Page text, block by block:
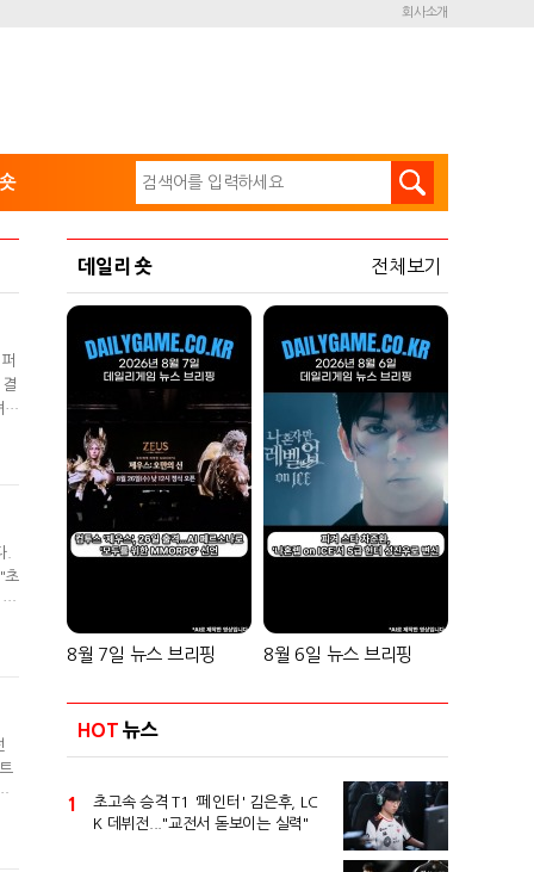
회사소개
널
.
초
데일리 숏 전체보기
8월 7일 뉴스 브리핑 8월 6일 뉴스 브리핑
HOT 뉴스
1
초고속 승격 T1 '페인터' 김은후, LC
K 데뷔전..."교전서 돋보이는 실력"